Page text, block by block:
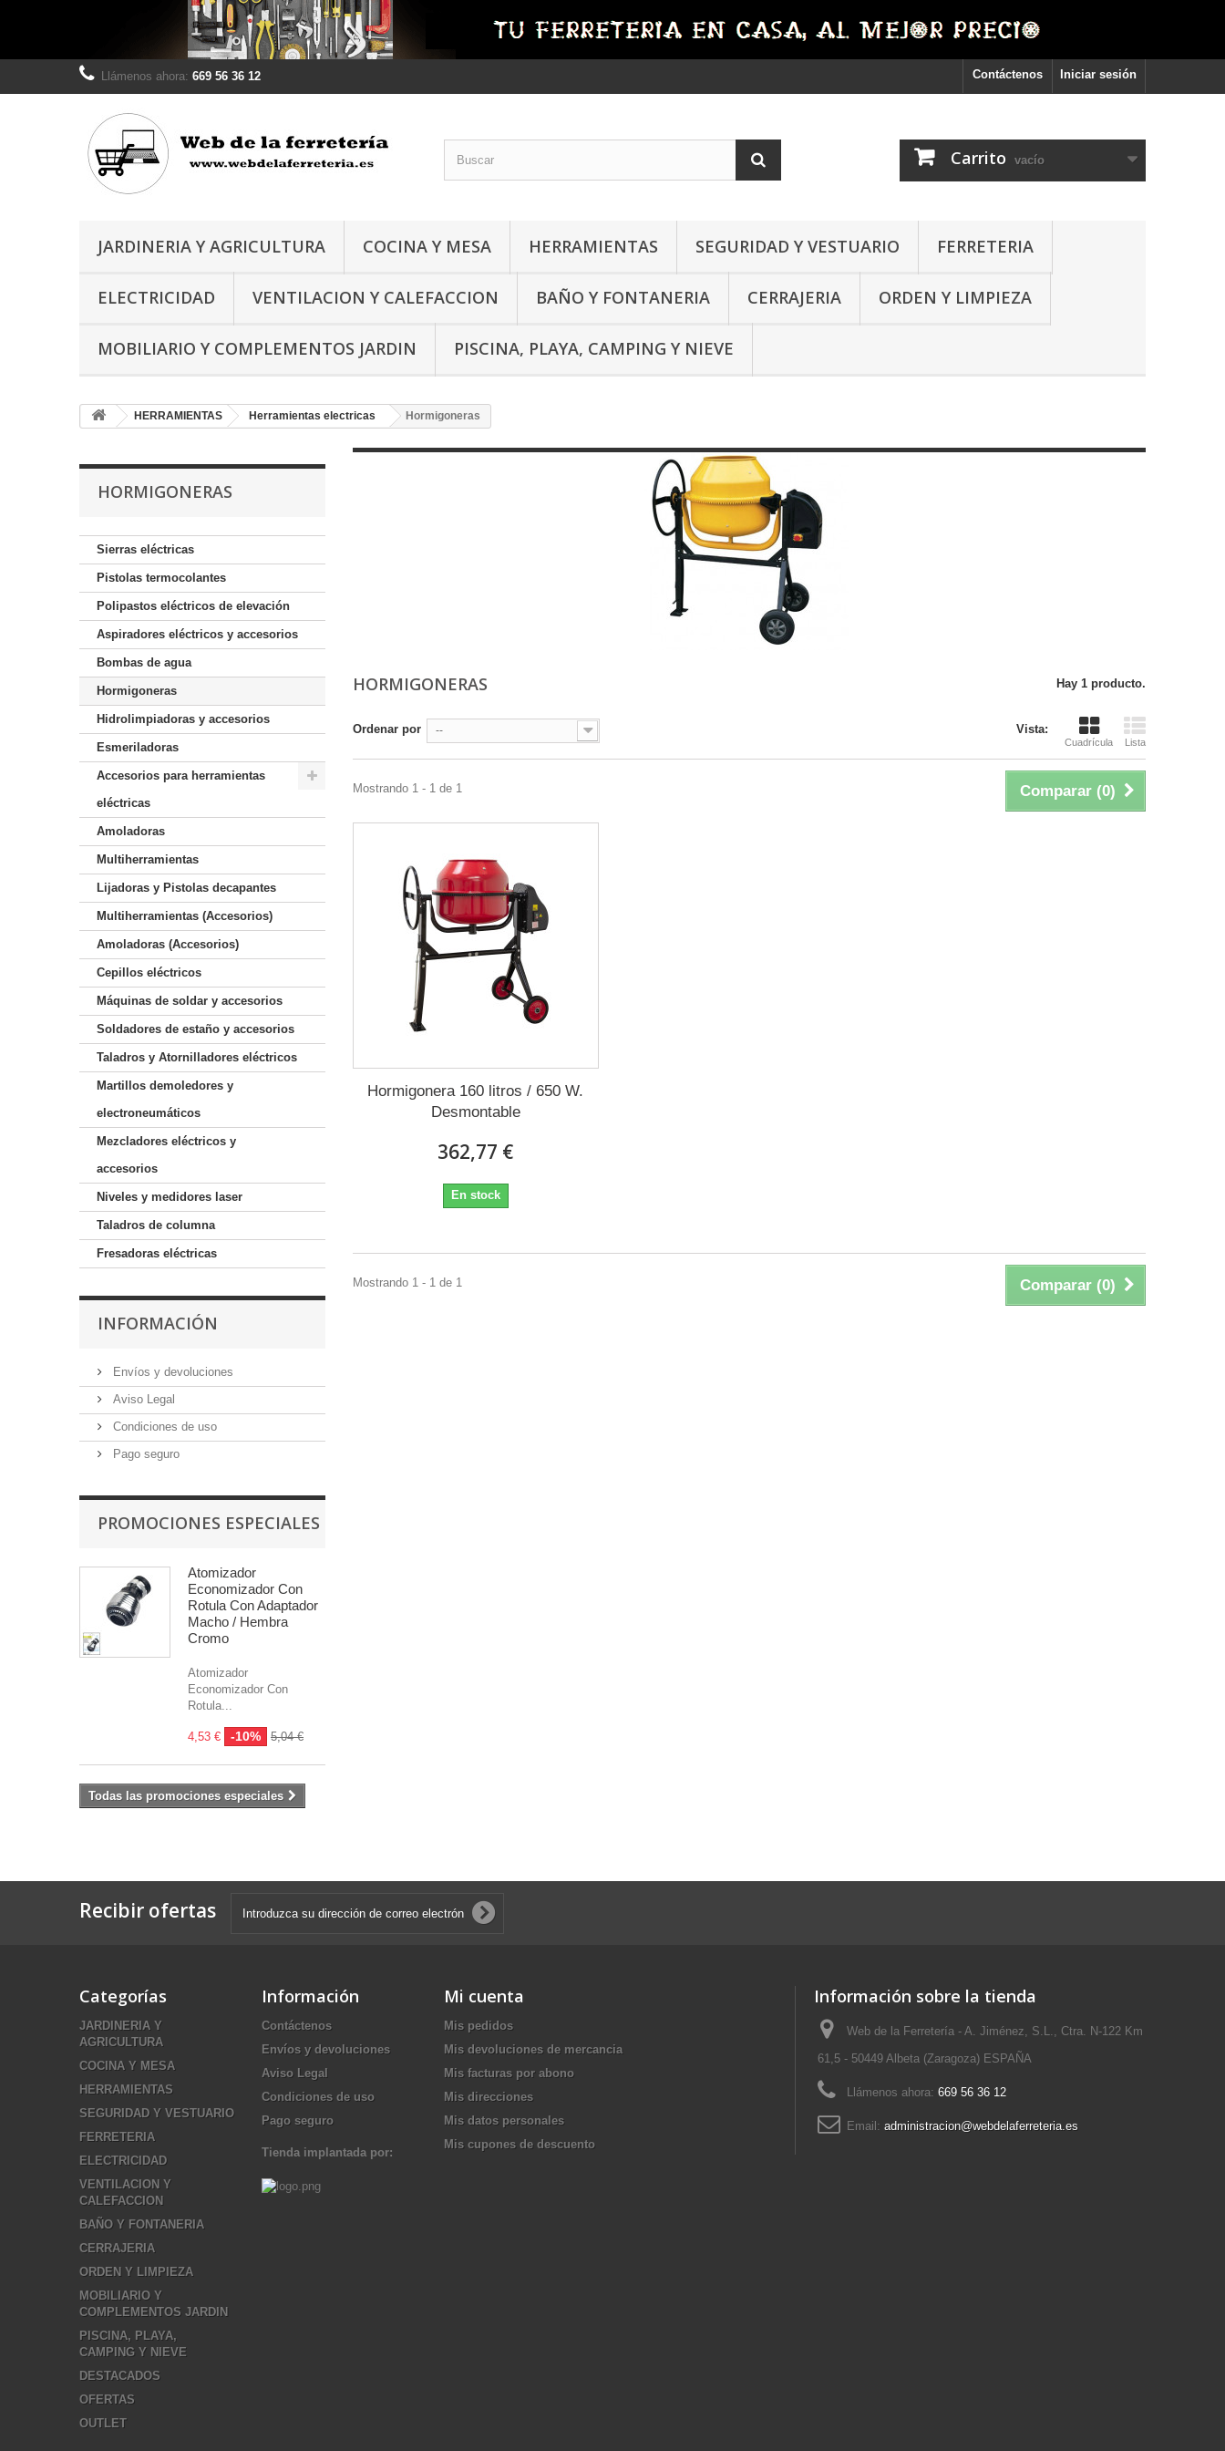
Iniciar sesión
Contáctenos
Llámenos ahora: 669 56 36 12
Carrito vacío
JARDINERIA Y AGRICULTURA COCINA Y MESA HERRAMIENTAS SEGURIDAD Y VESTUARIO FERRETERIA
ELECTRICIDAD VENTILACION Y CALEFACCION BAÑO Y FONTANERIA CERRAJERIA ORDEN Y LIMPIEZA
MOBILIARIO Y COMPLEMENTOS JARDIN PISCINA, PLAYA, CAMPING Y NIEVE
HERRAMIENTAS Herramientas electricas Hormigoneras
HORMIGONERAS
Sierras eléctricas
Pistolas termocolantes
Polipastos eléctricos de elevación
Aspiradores eléctricos y accesorios
Bombas de agua
Hormigoneras
Hidrolimpiadoras y accesorios
Esmeriladoras
Accesorios para herramientas
eléctricas
Amoladoras
Multiherramientas
Lijadoras y Pistolas decapantes
Multiherramientas (Accesorios)
Amoladoras (Accesorios)
Cepillos eléctricos
Máquinas de soldar y accesorios
Soldadores de estaño y accesorios
Taladros y Atornilladores eléctricos
Martillos demoledores y
electroneumáticos
Mezcladores eléctricos y
accesorios
Niveles y medidores laser
Taladros de columna
Fresadoras eléctricas
INFORMACIÓN
Envíos y devoluciones
Aviso Legal
Condiciones de uso
Pago seguro
PROMOCIONES ESPECIALES
Atomizador
Economizador Con
Rotula Con Adaptador
Macho / Hembra
Cromo
Atomizador
Economizador Con
Rotula...
4,53 € -10% 5,04 €
Todas las promociones especiales
HORMIGONERAS Hay 1 producto.
Vista:
Cuadrícula Lista
Ordenar por --
Comparar (0)
Mostrando 1 - 1 de 1
Hormigonera 160 litros / 650 W.
Desmontable
362,77 €
En stock
Comparar (0)
Mostrando 1 - 1 de 1
Recibir ofertas
Categorías
JARDINERIA Y
AGRICULTURA
COCINA Y MESA
HERRAMIENTAS
SEGURIDAD Y VESTUARIO
FERRETERIA
ELECTRICIDAD
VENTILACION Y
CALEFACCION
BAÑO Y FONTANERIA
CERRAJERIA
ORDEN Y LIMPIEZA
MOBILIARIO Y
COMPLEMENTOS JARDIN
PISCINA, PLAYA,
CAMPING Y NIEVE
DESTACADOS
OFERTAS
OUTLET
Información
Contáctenos
Envíos y devoluciones
Aviso Legal
Condiciones de uso
Pago seguro
Tienda implantada por:
Mi cuenta
Mis pedidos
Mis devoluciones de mercancia
Mis facturas por abono
Mis direcciones
Mis datos personales
Mis cupones de descuento
Información sobre la tienda
Web de la Ferretería - A. Jiménez, S.L., Ctra. N-122 Km
61,5 - 50449 Albeta (Zaragoza) ESPAÑA
Llámenos ahora: 669 56 36 12
Email: administracion@webdelaferreteria.es